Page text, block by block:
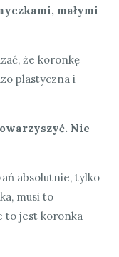
małymi
że koronkę
plastyczna i
Nie
absolutnie, tylko
musi to
to jest koronka